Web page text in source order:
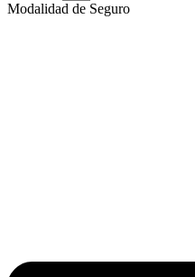
Modalidad de Seguro